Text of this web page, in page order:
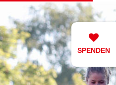
SPENDEN